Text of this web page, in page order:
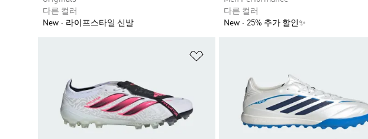
다른 컬러
New
라이프스타일 신발
다른 컬러
New
25% 추가 할인✨